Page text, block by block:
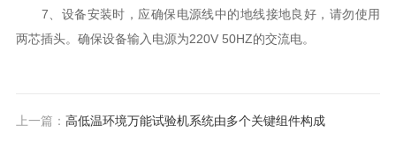
7、设备安装时，应确保电源线中的地线接地良好，请勿使用
两芯插头。确保设备输入电源为220V 50HZ的交流电。
上一篇： 高低温环境万能试验机系统由多个关键组件构成